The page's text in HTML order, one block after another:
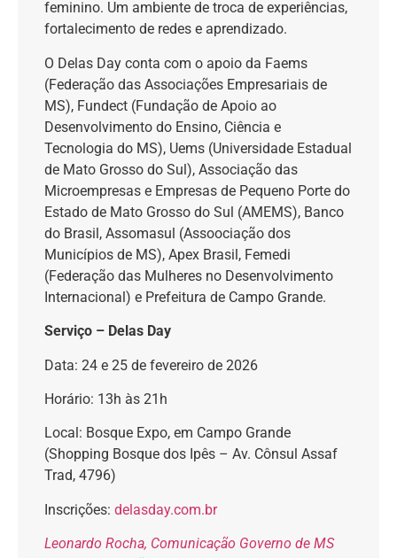
feminino. Um ambiente de troca de experiências,
fortalecimento de redes e aprendizado.
O Delas Day conta com o apoio da Faems
(Federação das Associações Empresariais de
MS), Fundect (Fundação de Apoio ao
Desenvolvimento do Ensino, Ciência e
Tecnologia do MS), Uems (Universidade Estadual
de Mato Grosso do Sul), Associação das
Microempresas e Empresas de Pequeno Porte do
Estado de Mato Grosso do Sul (AMEMS), Banco
do Brasil, Assomasul (Assoociação dos
Municípios de MS), Apex Brasil, Femedi
(Federação das Mulheres no Desenvolvimento
Internacional) e Prefeitura de Campo Grande.
Serviço – Delas Day
Data: 24 e 25 de fevereiro de 2026
Horário: 13h às 21h
Local: Bosque Expo, em Campo Grande
(Shopping Bosque dos Ipês – Av. Cônsul Assaf
Trad, 4796)
Inscrições: delasday.com.br
Leonardo Rocha, Comunicação Governo de MS